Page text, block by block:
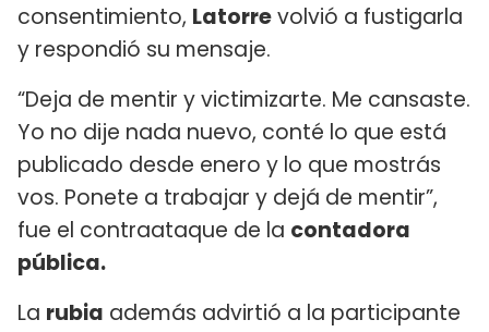
consentimiento, Latorrevolvió a fustigarla
y respondió su mensaje.
“Deja de mentir y victimizarte. Me cansaste.
Yo no dije nada nuevo, conté lo que está
publicado desde enero y lo que mostrás
vos. Ponete a trabajar y dejá de mentir”,
fue el contraataque de la contadora
pública.
La rubia además advirtió a la participante